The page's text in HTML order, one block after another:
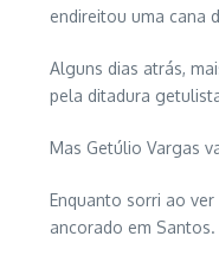
endireitou uma cana
Alguns dias atrás,
pela ditadura
Mas Getúlio Vargas
Enquanto sorri ao
ancorado em Santos.